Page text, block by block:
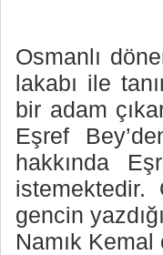
Osmanlı
lakabı ile
bir adam
Eşref
hakkında
istemektedir.
gencin
Namık